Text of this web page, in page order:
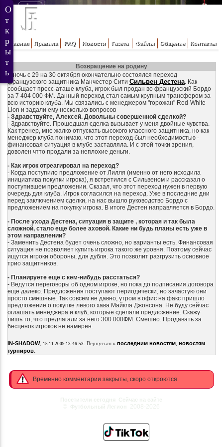
Главная Правила FAQ Новости Газета Файлы Общение Контакты
Возвращение на родину
В ночь с 29 на 30 октября окончательно состоялся переход
французского защитника Манчестер Сити Сильвен Дестена. Как
сообщает пресс-аташе клуба, игрок был продан во французский Бордо
за 7 404 000 ФМ. Данный переход стал самым крупным трансфером за
всю историю клуба. Мы связались с менеджером "горожан" Red-White
Lion и задали ему несколько вопросов
- Здравствуйте, Алексей. Довольны совершенной сделкой?
- Здравствуйте. Прошедшая сделка вызывает у меня двойные чувства.
Как тренер, мне жалко отпускать высокого классного защитника, но как
менеджер клуба понимаю, что этот переход был необходимостью -
финансовая ситуация в клубе заставляла. И с этой точки зрения,
доволен чтто продали за неплохие деньги.
- Как игрок отреагировал на переход?
- Когда поступило предложение от Лилля (именно от него исходила
инициатива покупки игрока), я встретился с Сильвеном и рассказал о
поступившем предложении. Сказал, что этот переход нужен в первую
очередь для клуба. Игрок согласился на переход. Уже в последние дни
перед заключением сделки, на нас вышло руководство Бордо с
предложением на покупку игрока. В итоге Дестен направляется в Бордо.
- После ухода Дестена, ситуация в защите , которая и так была
сложной, стало еще более аховой. Какие ни будь планы есть уже в
этом направлении?
- Заменить Дестена будет очень сложно, но варианты есть. Финансовая
ситуация не позволяет купить игрока такого же уровня. Поэтому сейчас
ищутся игроки обороны, для дубля. Это позволит разгрузить основное
трио защитников.
- Планируете еще с кем-нибудь расстаться?
- Ведутся переговоры об одном игроке, но пока до подписания договора
еще далеко. Предложения поступают периодически, но зачастую они
просто смешные. Так совсем не давно, утром в офис на факс пришло
предложение о покупке левого хава Майкла Джонсона. Не буду сейчас
оглашать менеджера и клуб, которые сделали предложение. Скажу
лишь то, что предлагали за него 300 000ФМ. Смешно. Продавать за
бесценок игроков не намерен.
IN-SHADOW, 15.11.2009 13:46:53 . Вернуться к последним новостям, новостям
турниров.
Временно комментарии закрыты, скоро откроются.